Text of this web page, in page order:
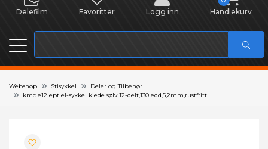
Delefilm Favoritter Logg inn Handlekurv
Webshop Stisykkel
Deler og Tilbehør
kmc e12 ept el-sykkel kjede sølv 12-delt,130ledd,5,2mm,rustfritt